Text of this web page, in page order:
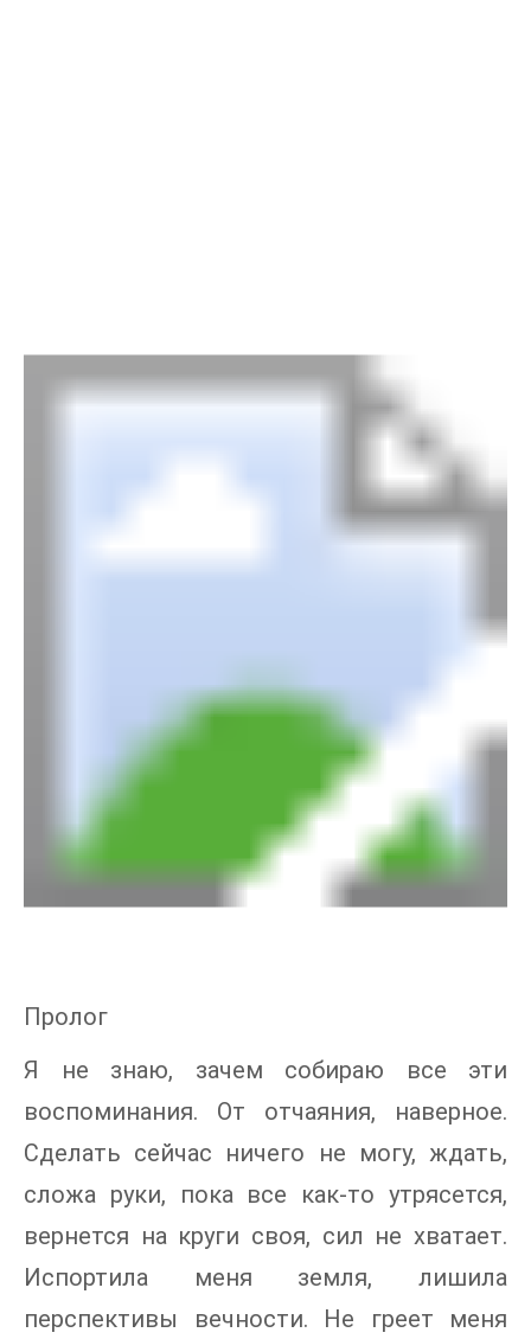
Пролог
Я не знаю, зачем собираю все эти
воспоминания. От отчаяния, наверное.
Сделать сейчас ничего не могу, ждать,
сложа руки, пока все как-то утрясется,
вернется на круги своя, сил не хватает.
Испортила меня земля, лишила
перспективы вечности. Не греет меня